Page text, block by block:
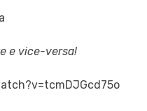
e vice-versa!